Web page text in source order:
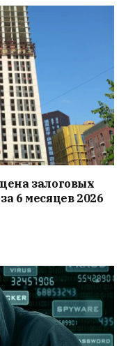
залоговых
6 месяцев 2026